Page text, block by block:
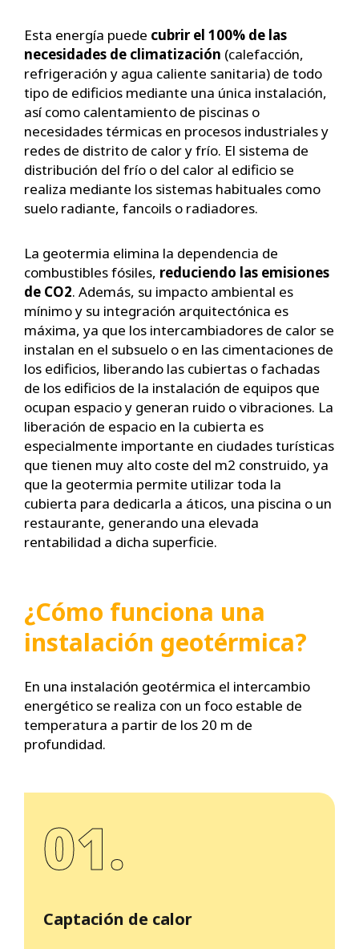
Esta energía puede cubrir el 100% de las
necesidades de climatización (calefacción,
refrigeración y agua caliente sanitaria) de todo
tipo de edificios mediante una única instalación,
así como calentamiento de piscinas o
necesidades térmicas en procesos industriales y
redes de distrito de calor y frío. El sistema de
distribución del frío o del calor al edificio se
realiza mediante los sistemas habituales como
suelo radiante, fancoils o radiadores.
La geotermia elimina la dependencia de
combustibles fósiles, reduciendo las emisiones
de CO2. Además, su impacto ambiental es
mínimo y su integración arquitectónica es
máxima, ya que los intercambiadores de calor se
instalan en el subsuelo o en las cimentaciones de
los edificios, liberando las cubiertas o fachadas
de los edificios de la instalación de equipos que
ocupan espacio y generan ruido o vibraciones. La
liberación de espacio en la cubierta es
especialmente importante en ciudades turísticas
que tienen muy alto coste del m2 construido, ya
que la geotermia permite utilizar toda la
cubierta para dedicarla a áticos, una piscina o un
restaurante, generando una elevada
rentabilidad a dicha superficie.
¿Cómo funciona una
instalación geotérmica?
En una instalación geotérmica el intercambio
energético se realiza con un foco estable de
temperatura a partir de los 20 m de
profundidad.
01.
Captación de calor